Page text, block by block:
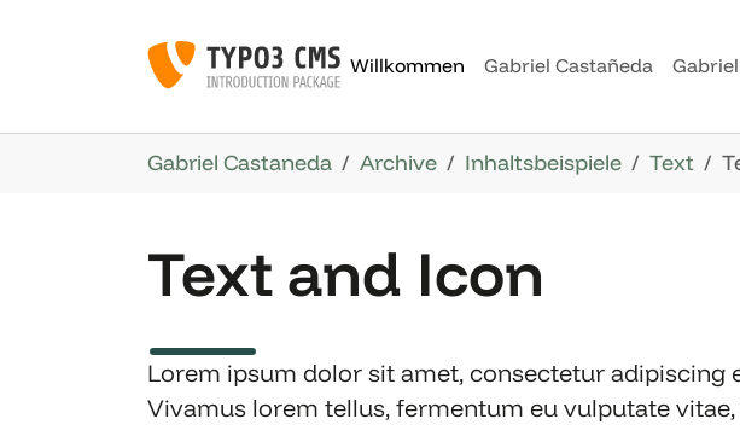
Willkommen Gabriel Castañeda
Gabriel Castaneda Archive Inhaltsbeispiele Text
Text and Icon
Lorem ipsum dolor sit amet, consectetur
Vivamus lorem tellus, fermentum eu vulputate